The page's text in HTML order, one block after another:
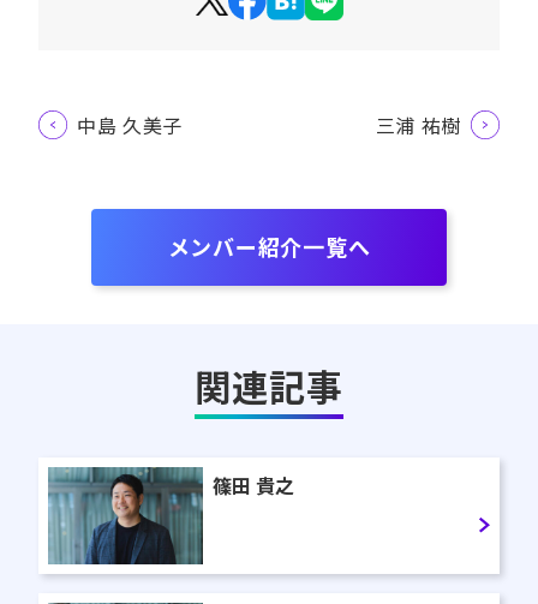
中島 久美子 三浦 祐樹
メンバー紹介一覧へ
関連記事
篠田 貴之